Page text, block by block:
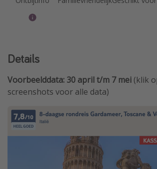
Details
Voorbeelddata: 30 april t/m 7 mei (klik
screenshots voor alle data)